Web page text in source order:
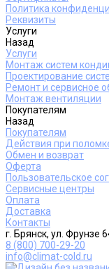
Политика
Реквизиты
Услуги
Назад
Услуги
Монтаж систем
Проектирование
Ремонт и сервисное
Монтаж вентиляции
Покупателям
Назад
Покупателям
Действия при
Обмен и возврат
Оферта
Пользовательское
Сервисные центры
Оплата
Доставка
Контакты
г. Брянск, ул. Фрунзе
8 (800) 700-29-20
info@climat-cold.ru